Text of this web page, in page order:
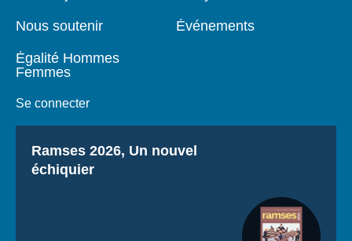
Nous soutenir
Égalité Hommes
Femmes
Se connecter
Événements
Titre
Ramses 2026, Un nouvel
échiquier